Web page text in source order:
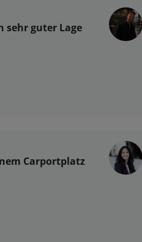
sehr guter Lage
Carportplatz